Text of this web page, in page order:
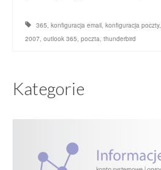
365, konfiguracja email, konfiguracja poczty,
2007, outlook 365, poczta, thunderbird
Kategorie